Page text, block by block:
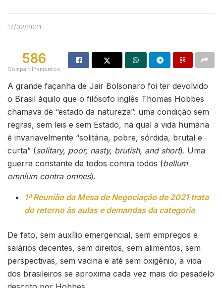
17/02/2021
586
Compartilhamentos
A grande façanha de Jair Bolsonaro foi ter devolvido
o Brasil àquilo que o filósofo inglês Thomas Hobbes
chamava de “estado da natureza”: uma condição sem
regras, sem leis e sem Estado, na qual a vida humana
é invariavelmente “solitária, pobre, sórdida, brutal e
curta” (solitary, poor, nasty, brutish, and short). Uma
guerra constante de todos contra todos (bellum
omnium contra omnes).
1ª Reunião da Mesa de Negociação de 2021 trata
do retorno às aulas e demandas da categoria
De fato, sem auxílio emergencial, sem empregos e
salários decentes, sem direitos, sem alimentos, sem
perspectivas, sem vacina e até sem oxigênio, a vida
dos brasileiros se aproxima cada vez mais do pesadelo